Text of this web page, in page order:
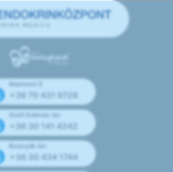
Mammut II
+36 70 431 9728
Széll Kálmán tér
+36 30 141 4242
Bosnyák tér
+36 30 434 1744